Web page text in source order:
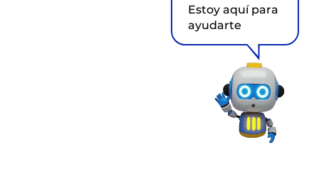
Estoy aquí para
ayudarte